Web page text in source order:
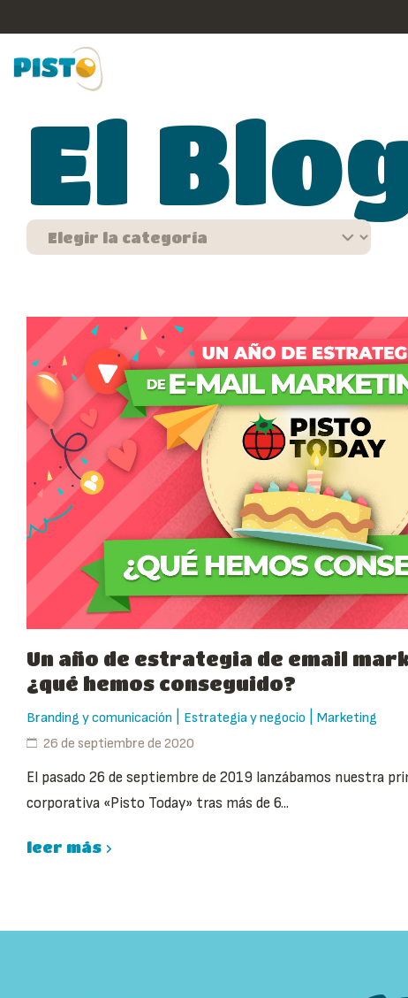
El
Un año de estrategia de email
¿qué hemos conseguido?
Branding y comunicación Estrategia y negocio
Marketing
26 de septiembre de 2020
El pasado 26 de septiembre de 2019 lanzábamos nuestra
corporativa «Pisto Today» tras más de 6...
leer más